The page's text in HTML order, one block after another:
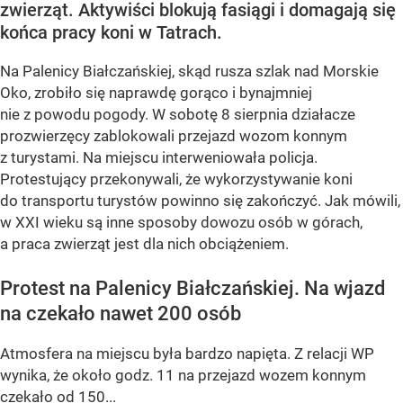
zwierząt. Aktywiści blokują fasiągi i domagają się
końca pracy koni w Tatrach.
Na Palenicy Białczańskiej, skąd rusza szlak nad Morskie
Oko, zrobiło się naprawdę gorąco i bynajmniej
nie z powodu pogody. W sobotę 8 sierpnia działacze
prozwierzęcy zablokowali przejazd wozom konnym
z turystami. Na miejscu interweniowała policja.
Protestujący przekonywali, że wykorzystywanie koni
do transportu turystów powinno się zakończyć. Jak mówili,
w XXI wieku są inne sposoby dowozu osób w górach,
a praca zwierząt jest dla nich obciążeniem.
Protest na Palenicy Białczańskiej. Na wjazd
na czekało nawet 200 osób
Atmosfera na miejscu była bardzo napięta. Z relacji WP
wynika, że około godz. 11 na przejazd wozem konnym
czekało od 150...